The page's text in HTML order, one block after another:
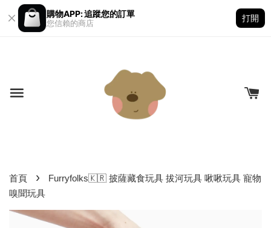
購物APP: 追蹤您的訂單
您信賴的商店
打開
首頁 ›
Furryfolks🇰🇷 披薩藏食玩具 拔河玩具 啾啾玩具 寵物
嗅聞玩具